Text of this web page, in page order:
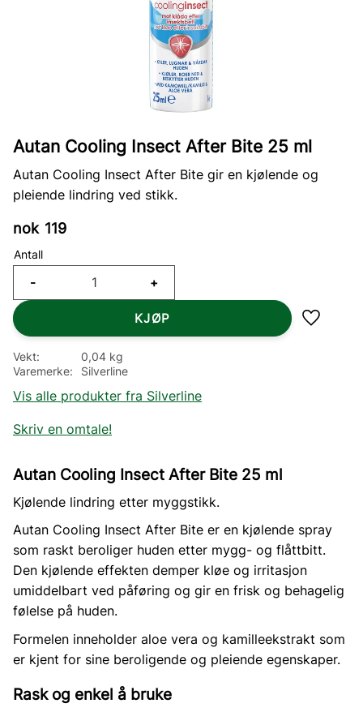
Autan Cooling Insect After Bite 25 ml
Autan Cooling Insect After Bite gir en kjølende og
pleiende lindring ved stikk.
nok 119
Antall
+
-
KJØP
Lagre
Vekt
0,04 kg
Varemerke
Silverline
Vis alle produkter fra Silverline
Skriv en omtale!
Autan Cooling Insect After Bite 25 ml
Kjølende lindring etter myggstikk.
Autan Cooling Insect After Bite er en kjølende spray
som raskt beroliger huden etter mygg- og flåttbitt.
Den kjølende effekten demper kløe og irritasjon
umiddelbart ved påføring og gir en frisk og behagelig
følelse på huden.
Formelen inneholder aloe vera og kamilleekstrakt som
er kjent for sine beroligende og pleiende egenskaper.
Rask og enkel å bruke